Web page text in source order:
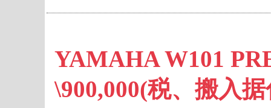
YAMAHA W101
\900,000(税、搬入